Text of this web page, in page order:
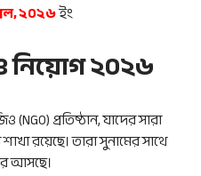
২০২৬ইং
নিয়োগ ২০২৬
প্রতিষ্ঠান, যাদের সারা
রয়েছে। তারা সুনামের সাথে
আসছে।